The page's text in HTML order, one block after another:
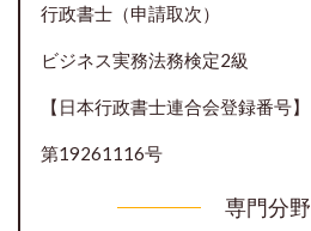
行政書士（申請取次）
ビジネス実務法務検定2級
【日本行政書士連合会登録番号】
第19261116号
専門分野